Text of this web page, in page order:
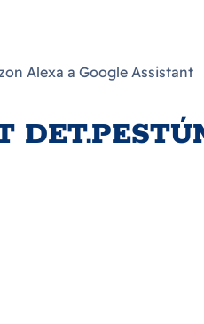
Alexa a Google Assistant